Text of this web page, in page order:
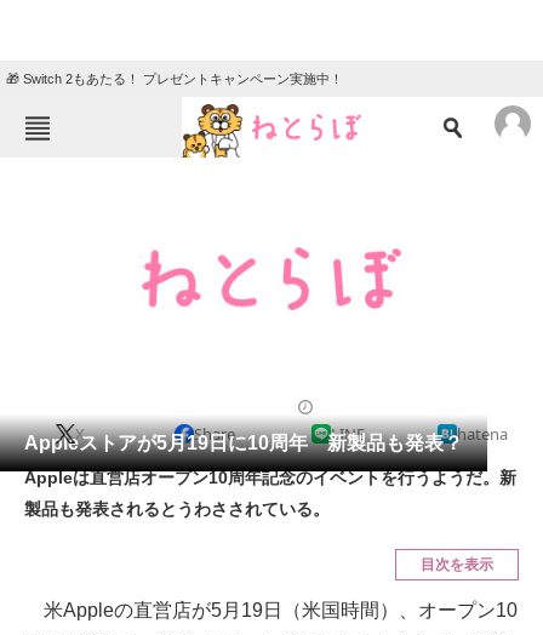
🎁 Switch 2もあたる！ プレゼントキャンペーン実施中！
クイズ
地域
会員記事
メディア
Appleストアが5月19日に10周年 新製品も発表？
X Share LINE hatena
Appleは直営店オープン10周年記念のイベントを行うようだ。新
製品も発表されるとうわさされている。
目次を表示
米Appleの直営店が5月19日（米国時間）、オープン10